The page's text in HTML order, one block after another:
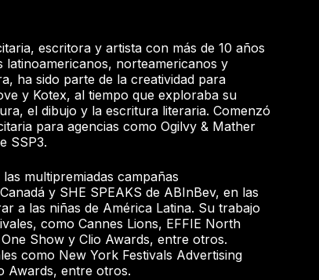
escritora y artista con más de 10 años
latinoamericanos, norteamericanos y
ha sido parte de la creatividad para
y Kotex, al tiempo que exploraba su
el dibujo y la escritura literaria. Comenzó
para agencias como Ogilvy & Mather
SSP3.
multipremiadas campañas
y SHE SPEAKS de ABInBev, en las
a las niñas de América Latina. Su trabajo
como Cannes Lions, EFFIE North
Show y Clio Awards, entre otros.
como New York Festivals Advertising
Awards, entre otros.